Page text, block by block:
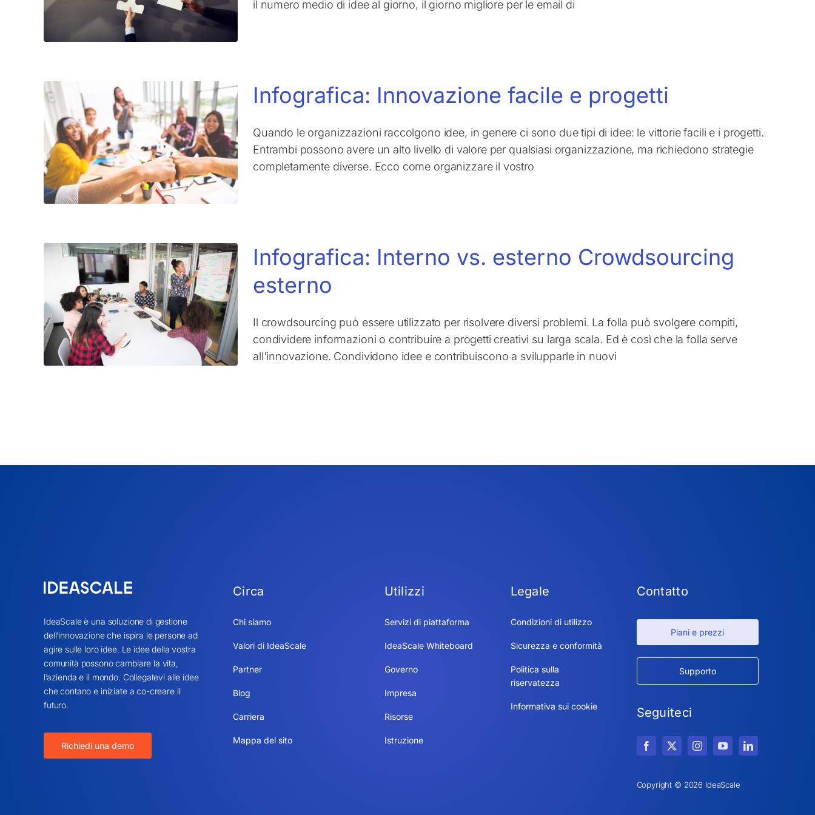
il numero medio di idee al giorno, il giorno migliore per le email di
Infografica: Innovazione facile e progetti
Quando le organizzazioni raccolgono idee, in genere ci sono due tipi di idee: le vittorie facili e i progetti.
Entrambi possono avere un alto livello di valore per qualsiasi organizzazione, ma richiedono strategie
completamente diverse. Ecco come organizzare il vostro
Infografica: Interno vs. esterno Crowdsourcing
esterno
Il crowdsourcing può essere utilizzato per risolvere diversi problemi. La folla può svolgere compiti,
condividere informazioni o contribuire a progetti creativi su larga scala. Ed è così che la folla serve
all'innovazione. Condividono idee e contribuiscono a svilupparle in nuovi
IdeaScale è una soluzione di gestione
dell’innovazione che ispira le persone ad
agire sulle loro idee. Le idee della vostra
comunità possono cambiare la vita,
l’azienda e il mondo. Collegatevi alle idee
che contano e iniziate a co-creare il
futuro.
Richiedi una demo
Circa
Chi siamo
Valori di IdeaScale
Partner
Blog
Carriera
Mappa del sito
Utilizzi
Servizi di piattaforma
IdeaScale Whiteboard
Governo
Impresa
Risorse
Istruzione
Legale
Condizioni di utilizzo
Sicurezza e conformità
Politica sulla
riservatezza
Informativa sui cookie
Contatto
Piani e prezzi
Supporto
Seguiteci
Copyright © 2026 IdeaScale